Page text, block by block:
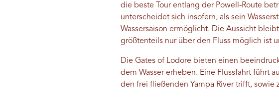
die beste Tour entlang der Powell-Route
unterscheidet sich insofern, als sein
Wassersaison ermöglicht. Die Aussicht
größtenteils nur über den Fluss möglich ist
Die Gates of Lodore bieten einen
dem Wasser erheben. Eine Flussfahrt führt
den frei fließenden Yampa River trifft, sowie